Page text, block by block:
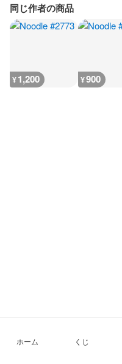
同じ作者の商品
¥1,200 ¥900
ホーム くじ